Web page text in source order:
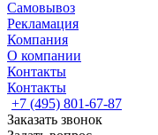
Самовывоз
Рекламация
Компания
О компании
Контакты
Контакты
+7 (495) 801-67-87
Заказать звонок